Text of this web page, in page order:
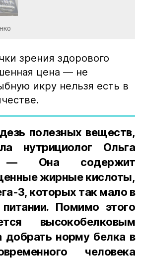
зрения здорового
цена — не
икру нельзя есть в
полезных веществ,
нутрициолог Ольга
— Она содержит
жирные кислоты,
3, которых так мало в
Помимо этого
высокобелковым
добрать норму белка в
человека